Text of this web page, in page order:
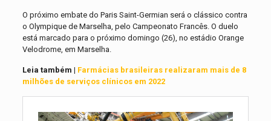
O próximo embate do Paris Saint-Germian será o clássico contra
o Olympique de Marselha, pelo Campeonato Francês. O duelo
está marcado para o próximo domingo (26), no estádio Orange
Velodrome, em Marselha.
Leia também | Farmácias brasileiras realizaram mais de 8
milhões de serviços clínicos em 2022